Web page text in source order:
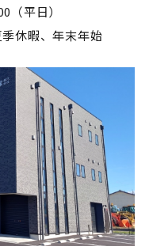
（平日）
休暇、年末年始